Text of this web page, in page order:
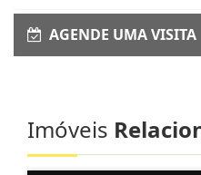
AGENDE UMA VISITA
Imóveis